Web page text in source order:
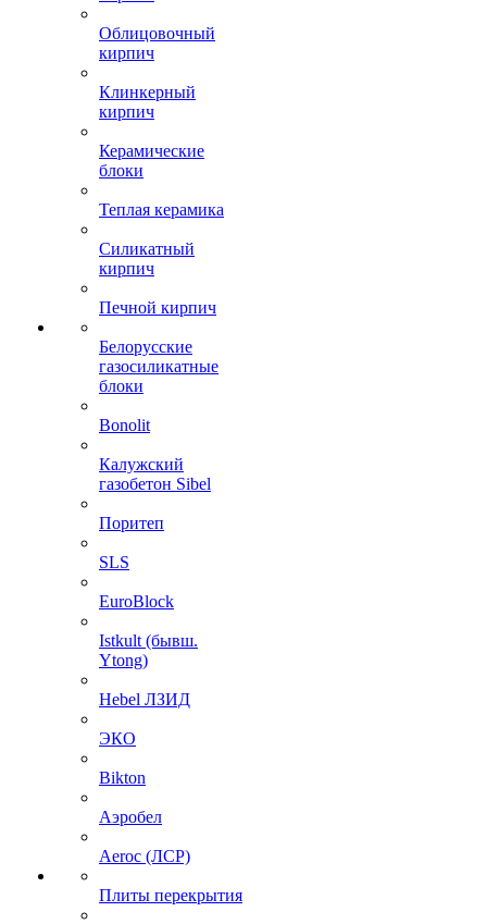
Облицовочный
кирпич
Клинкерный
кирпич
Керамические
блоки
Теплая керамика
Силикатный
кирпич
Печной кирпич
Белорусские
газосиликатные
блоки
Bonolit
Калужский
газобетон Sibel
Поритеп
SLS
EuroBlock
Istkult (бывш.
Ytong)
Hebel ЛЗИД
ЭКО
Bikton
Аэробел
Aeroc (ЛСР)
Плиты перекрытия